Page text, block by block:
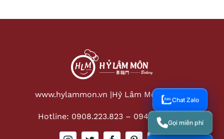
www.hylammon.vn |Hỷ Lâm Môn Bakery
Hotline: 0908.223.823– 0949.806.383
Chat Zalo
Gọi miễn phí